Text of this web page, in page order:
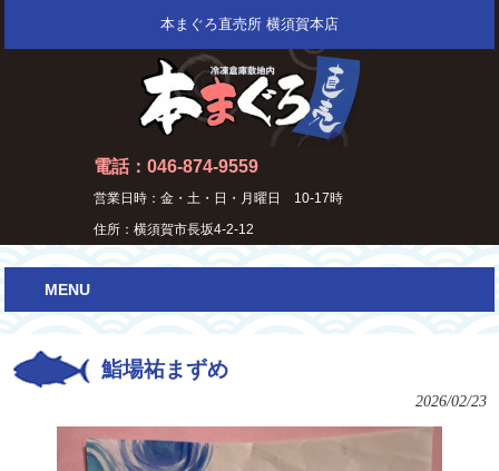
本まぐろ直売所 横須賀本店
電話：046-874-9559
営業日時：金・土・日・月曜日 10-17時
住所：横須賀市長坂4-2-12
MENU
鮨場祐まずめ
2026/02/23